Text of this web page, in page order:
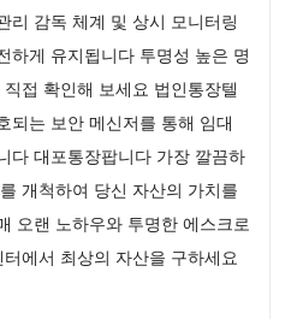
리 감독 체계 및 상시 모니터링
하게 유지됩니다 투명성 높은 명
접 확인해 보세요 법인통장텔
되는 보안 메신저를 통해 임대
다 대포통장팝니다 가장 깔끔하
개척하여 당신 자산의 가치를
오랜 노하우와 투명한 에스크로
에서 최상의 자산을 구하세요